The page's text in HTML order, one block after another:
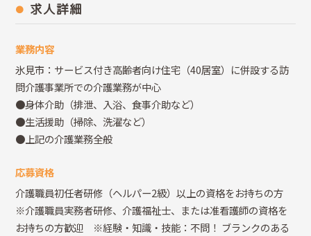
求人詳細
業務内容
氷見市：サービス付き高齢者向け住宅（40居室）に併設する訪
問介護事業所での介護業務が中心
●身体介助（排泄、入浴、食事介助など）
●生活援助（掃除、洗濯など）
●上記の介護業務全般
応募資格
介護職員初任者研修（ヘルパー2級）以上の資格をお持ちの方
※介護職員実務者研修、介護福祉士、または准看護師の資格を
お持ちの方歓迎 ※経験・知識・技能：不問！ ブランクのある